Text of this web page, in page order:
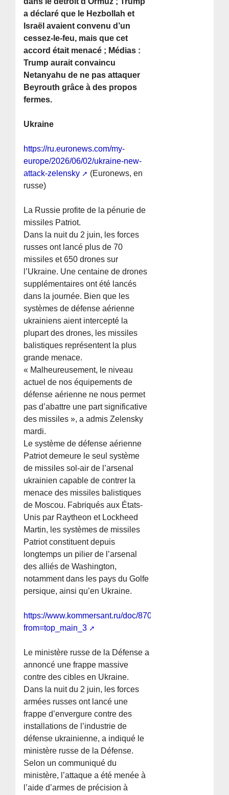
a déclaré que le Hezbollah et
Israël avaient convenu d’un
cessez-le-feu, mais que cet
accord était menacé ; Médias :
Trump aurait convaincu
Netanyahu de ne pas attaquer
Beyrouth grâce à des propos
fermes.
Ukraine
https://ru.euronews.com/my-
europe/2026/06/02/ukraine-new-
attack-zelensky
(Euronews, en
russe)
La Russie profite de la pénurie de
missiles Patriot.
Dans la nuit du 2 juin, les forces
russes ont lancé plus de 70
missiles et 650 drones sur
l’Ukraine. Une centaine de drones
supplémentaires ont été lancés
dans la journée. Bien que les
systèmes de défense aérienne
ukrainiens aient intercepté la
plupart des drones, les missiles
balistiques représentent la plus
grande menace.
« Malheureusement, le niveau
actuel de nos équipements de
défense aérienne ne nous permet
pas d’abattre une part significative
des missiles », a admis Zelensky
mardi.
Le système de défense aérienne
Patriot demeure le seul système
de missiles sol-air de l’arsenal
ukrainien capable de contrer la
menace des missiles balistiques
de Moscou. Fabriqués aux États-
Unis par Raytheon et Lockheed
Martin, les systèmes de missiles
Patriot constituent depuis
longtemps un pilier de l’arsenal
des alliés de Washington,
notamment dans les pays du Golfe
persique, ainsi qu’en Ukraine.
https://www.kommersant.ru/doc/8709302?
from=top_main_3
Le ministère russe de la Défense a
annoncé une frappe massive
contre des cibles en Ukraine.
Dans la nuit du 2 juin, les forces
armées russes ont lancé une
frappe d’envergure contre des
installations de l’industrie de
défense ukrainienne, a indiqué le
ministère russe de la Défense.
Selon un communiqué du
ministère, l’attaque a été menée à
l’aide d’armes de précision à